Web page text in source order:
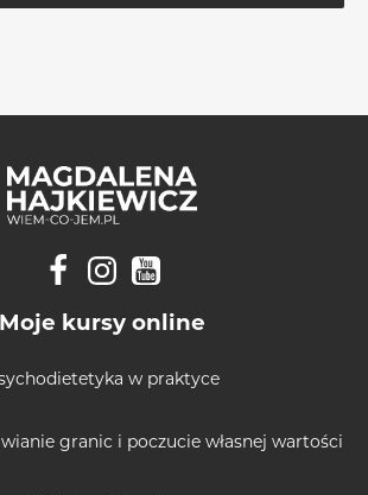
Moje kursy online
w praktyce
granic i poczucie własnej wartości